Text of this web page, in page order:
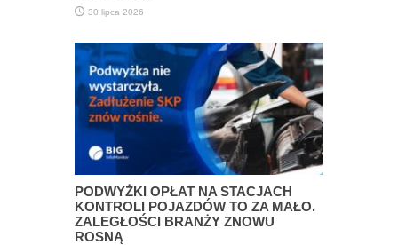
30 lipca 2026
PODWYŻKI OPŁAT NA STACJACH
KONTROLI POJAZDÓW TO ZA MAŁO.
ZALEGŁOŚCI BRANŻY ZNOWU
ROSNĄ